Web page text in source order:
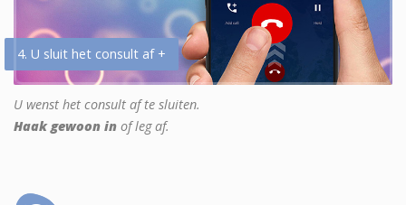
4. U sluit het consult af +
U wenst het consult af te sluiten.
Haak gewoon in of leg af.